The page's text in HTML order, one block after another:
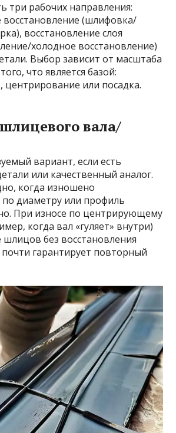
три рабочих направления:
восстановление (шлифовка/
восстановление слоя
холодное восстановление)
Выбор зависит от масштаба
что является базой:
центрирование или посадка.
вала/
вариант, если есть
или качественный аналог.
когда изношено
диаметру или профиль
При износе по центрирующему
когда вал «гуляет» внутри)
шлицов без восстановления
гарантирует повторный